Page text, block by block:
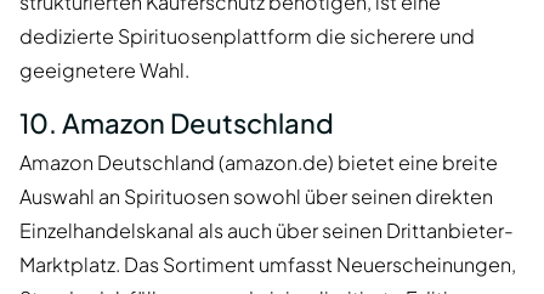
dedizierte Spirituosenplattform die sicherere und
geeignetere Wahl.
10. Amazon Deutschland
Amazon Deutschland (amazon.de) bietet eine breite
Auswahl an Spirituosen sowohl über seinen direkten
Einzelhandelskanal als auch über seinen Drittanbieter-
Marktplatz. Das Sortiment umfasst Neuerscheinungen,